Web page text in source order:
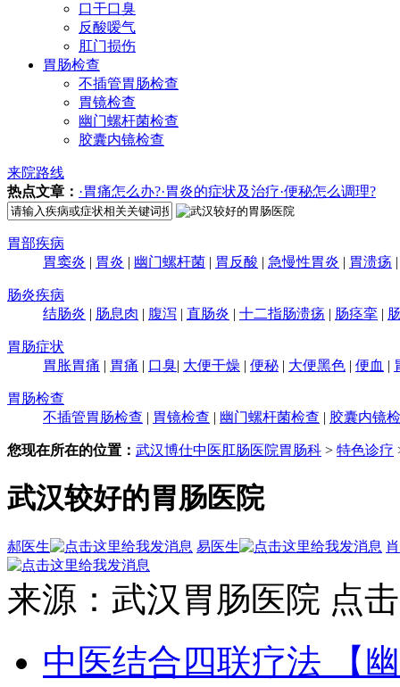
口干口臭
反酸嗳气
肛门损伤
胃肠检查
不插管胃肠检查
胃镜检查
幽门螺杆菌检查
胶囊内镜检查
来院路线
热点文章： ·胃痛怎么办?·胃炎的症状及治疗·便秘怎么调理?
胃部疾病
胃窦炎 | 胃炎 | 幽门螺杆菌 | 胃反酸 | 急慢性胃炎 | 胃溃疡
肠炎疾病
结肠炎 | 肠息肉 | 腹泻 | 直肠炎 | 十二指肠溃疡 | 肠痉挛 |
胃肠症状
胃胀胃痛 | 胃痛 | 口臭| 大便干燥 | 便秘 | 大便黑色 | 便血 |
胃肠检查
不插管胃肠检查 | 胃镜检查 | 幽门螺杆菌检查 | 胶囊内镜
您现在所在的位置： 武汉博仕中医肛肠医院胃肠科 > 特色诊疗
武汉较好的胃肠医院
郝医生 易医生
来源 ：武汉胃肠医院 点击
中医结合四联疗法 【